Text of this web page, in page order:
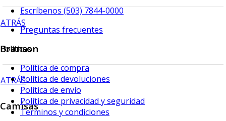
ATRÁS
Branson
ATRÁS
Camisas
Escríbenos (503) 7844-0000
Preguntas frecuentes
Políticas
Política de compra
Política de devoluciones
Política de envío
Política de privacidad y seguridad
Terminos y condiciones